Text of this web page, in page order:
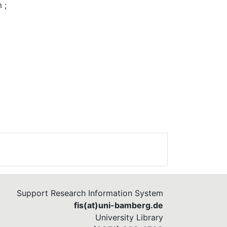
;
Support Research Information System
fis(at)uni-bamberg.de
University Library